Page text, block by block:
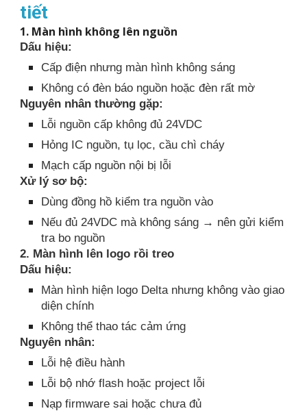
tiết
1. Màn hình không lên nguồn
Dấu hiệu:
Cấp điện nhưng màn hình không sáng
Không có đèn báo nguồn hoặc đèn rất mờ
Nguyên nhân thường gặp:
Lỗi nguồn cấp không đủ 24VDC
Hỏng IC nguồn, tụ lọc, cầu chì cháy
Mạch cấp nguồn nội bị lỗi
Xử lý sơ bộ:
Dùng đồng hồ kiểm tra nguồn vào
Nếu đủ 24VDC mà không sáng → nên gửi kiểm
tra bo nguồn
2. Màn hình lên logo rồi treo
Dấu hiệu:
Màn hình hiện logo Delta nhưng không vào giao
diện chính
Không thể thao tác cảm ứng
Nguyên nhân:
Lỗi hệ điều hành
Lỗi bộ nhớ flash hoặc project lỗi
Nạp firmware sai hoặc chưa đủ